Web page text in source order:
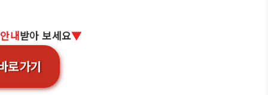
내받아 보세요▼
로가기